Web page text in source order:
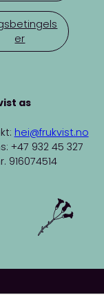
er
as
hei@frukvist.no
+47 932 45 327
916074514